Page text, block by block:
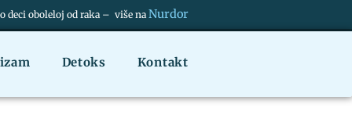
deci oboleloj od raka – više na Nurdor
Detoks Kontakt